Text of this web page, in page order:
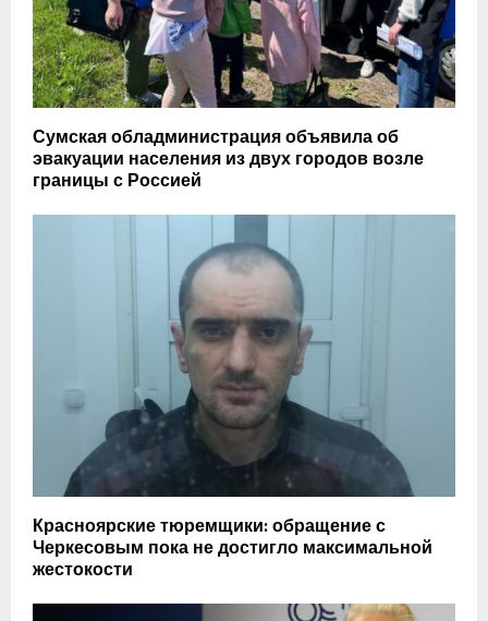
Сумская обладминистрация объявила об
эвакуации населения из двух городов возле
границы с Россией
Красноярские тюремщики: обращение с
Черкесовым пока не достигло максимальной
жестокости